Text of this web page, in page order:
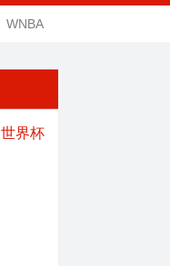
WNBA
世界杯